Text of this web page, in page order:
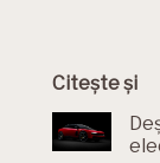
Citește și